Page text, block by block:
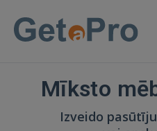
Mīksto
Izveido